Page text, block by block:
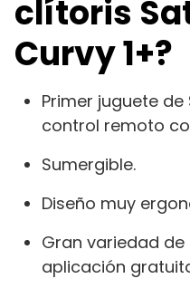
clítoris
Curvy 1+?
Primer juguete
control remoto
Sumergible.
Diseño muy
Gran variedad
aplicación